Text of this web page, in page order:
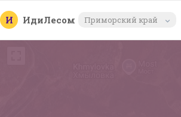
И ИдиЛесом Приморский край